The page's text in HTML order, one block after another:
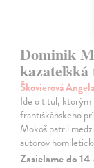
Dominik
Škovierová Angela
Ide o titul, ktorým
františkánskeho
Mokoš patril
autorov
Zasielame do